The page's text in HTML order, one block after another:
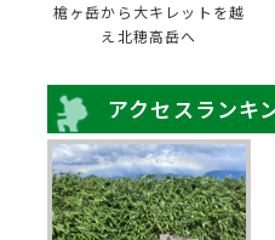
槍ヶ岳から大キレットを越
え北穂高岳へ
アクセスランキ